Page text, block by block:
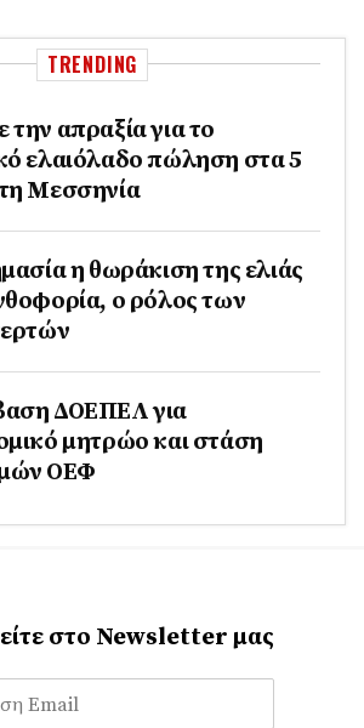
TRENDING
απραξία για το
ελαιόλαδο πώληση στα 5
Μεσσηνία
η θωράκιση της ελιάς
ο ρόλος των
ΔΟΕΠΕΛ για
μητρώο και στάση
ΟΕΦ
στο Newsletter μας